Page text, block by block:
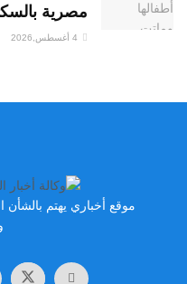
مصرية
موقع أخباري يهتم بالشأن